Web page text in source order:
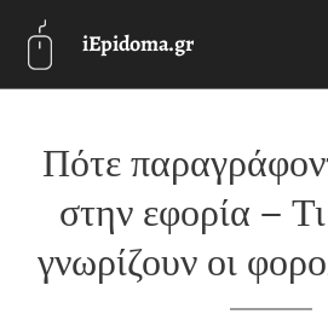
iEpidoma.gr
Πότε
στην εφορία –
γνωρίζουν οι